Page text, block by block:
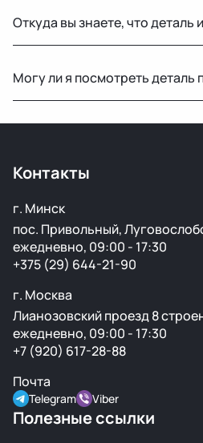
Беларусь удобными
Откуда вы знаете, что деталь
детали осматриваются на
продажей.
Могу ли я посмотреть деталь
Контакты
г. Минск
пос. Привольный,
ежедневно, 09:00 - 17:30
+375 (29) 644-21-90
г. Москва
Лианозовский проезд 8
ежедневно, 09:00 - 17:30
+7 (920) 617-28-88
Почта
Telegram Viber
Полезные ссылки